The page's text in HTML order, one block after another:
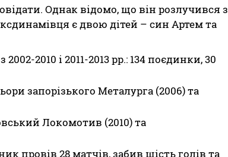
Однак відомо, що він розлучився з
є двою дітей – син Артем та
2010 і 2011-2013 рр.: 134 поєдинки, 30
запорізького Металурга (2006) та
Локомотив (2010) та
провів 28 матчів, забив шість голів та